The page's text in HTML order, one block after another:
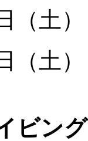
（土）
（土）
ビング